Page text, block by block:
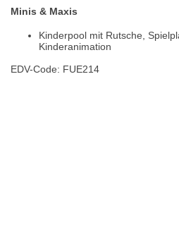
Minis & Maxis
Kinderpool mit Rutsche,
Kinderanimation
EDV-Code: FUE214